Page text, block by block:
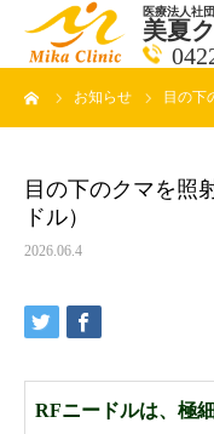
医療法人社
美夏
お知らせ 目の下
目の下のクマを照
ドル）
2026.06.4
RFニードルは、極
医師紹介
クリニックの紹介
アクセス
メールで相談